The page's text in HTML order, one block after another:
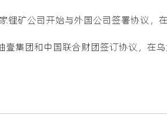
锂矿公司开始与外国公司签署协议，
集团和中国联合财团签订协议，在